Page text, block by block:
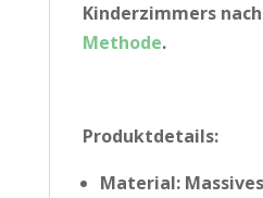
Kinderzimmers nach
Methode.
Produktdetails:
Material: